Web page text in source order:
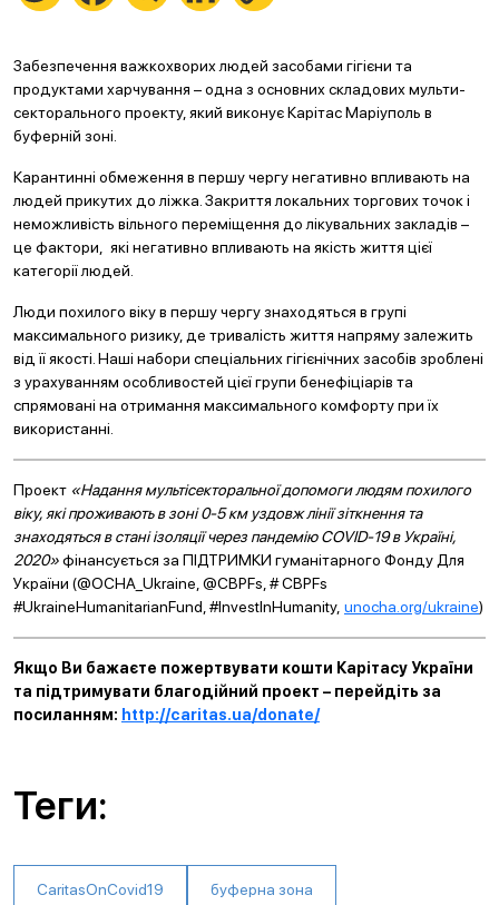
Забезпечення важкохворих людей засобами гігієни та
продуктами харчування – одна з основних складових мульти-
секторального проекту, який виконує Карітас Маріуполь в
буферній зоні.
Карантинні обмеження в першу чергу негативно впливають на
людей прикутих до ліжка. Закриття локальних торгових точок і
неможливість вільного переміщення до лікувальних закладів –
це фактори, які негативно впливають на якість життя цієї
категорії людей.
Люди похилого віку в першу чергу знаходяться в групі
максимального ризику, де тривалість життя напряму залежить
від її якості. Наші набори спеціальних гігієнічних засобів зроблені
з урахуванням особливостей цієї групи бенефіціарів та
спрямовані на отримання максимального комфорту при їх
використанні.
Проект «Надання мультісекторальної допомоги людям похилого
віку, які проживають в зоні 0-5 км уздовж лінії зіткнення та
знаходяться в стані ізоляції через пандемію COVID-19 в Україні,
2020»фінансується за ПІДТРИМКИ гуманітарного Фонду Для
України (@OCHA_Ukraine, @CBPFs, # CBPFs
#UkraineHumanitarianFund, #InvestInHumanity, unocha.org/ukraine)
Якщо Ви бажаєте пожертвувати кошти Карітасу України
та підтримувати благодійний проект – перейдіть за
посиланням: http://caritas.ua/donate/
Теги:
CaritasOnCovid19 буферна зона